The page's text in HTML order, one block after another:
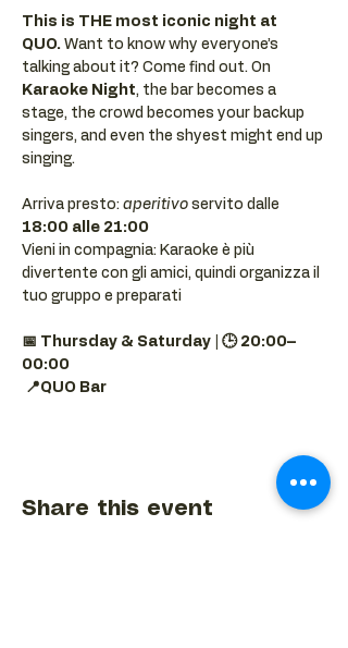
This is THE most iconic night at
QUO. Want to know why everyone’s
talking about it? Come find out. On
Karaoke Night, the bar becomes a
stage, the crowd becomes your backup
singers, and even the shyest might end up
singing.
Arriva presto: aperitivo servito dalle
18:00 alle 21:00
Vieni in compagnia: Karaoke è più
divertente con gli amici, quindi organizza il
tuo gruppo e preparati
📅 Thursday & Saturday | 🕒 20:00–
00:00
📍QUO Bar
Share this event